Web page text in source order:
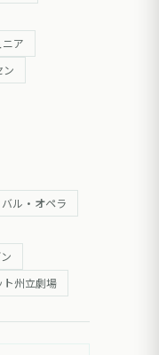
ア
ン
ル・オペラ
ト州立劇場